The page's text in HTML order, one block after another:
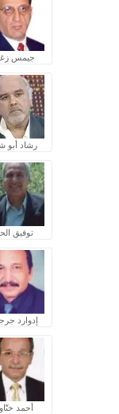
جيمس
رشاد أبو
توفيق
إدوارد
أحمد